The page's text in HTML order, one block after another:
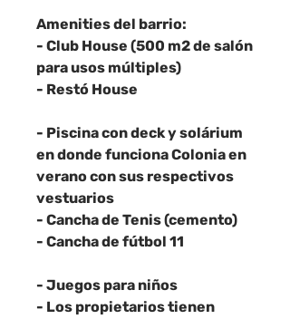
Amenities del barrio:
- Club House (500 m2 de salón
para usos múltiples)
- Restó House
- Piscina con deck y solárium
en donde funciona Colonia en
verano con sus respectivos
vestuarios
- Cancha de Tenis (cemento)
- Cancha de fútbol 11
- Juegos para niños
- Los propietarios tienen